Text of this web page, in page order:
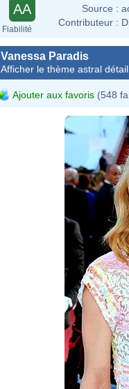
AA
Fiabilité
Source :
Contributeur :
Vanessa Paradis
Afficher le thème astral
Ajouter aux favoris (548